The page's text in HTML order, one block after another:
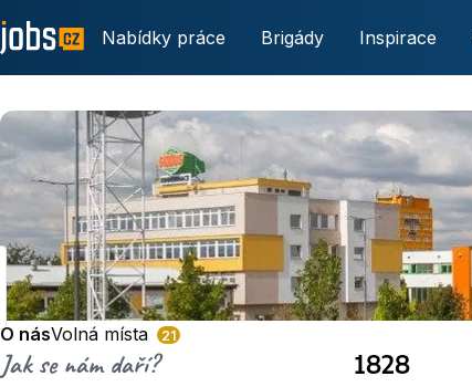
Nabídky práce Brigády Inspirace
O násVolná místa 21
Jak se nám daří? 1828